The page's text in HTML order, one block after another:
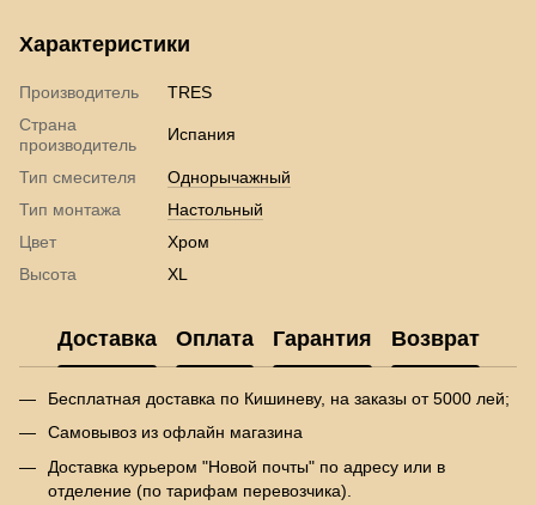
Характеристики
Производитель
TRES
Страна
производитель
Испания
Тип смесителя
Однорычажный
Тип монтажа
Настольный
Цвет
Хром
Высота
XL
Доставка Оплата Гарантия Возврат
Бесплатная доставка по Кишиневу, на заказы от 5000 лей;
Самовывоз из офлайн магазина
Доставка курьером "Новой почты" по адресу или в
отделение (по тарифам перевозчика).